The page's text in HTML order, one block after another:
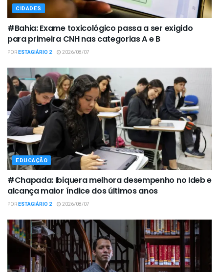
CIDADES
#Bahia: Exame toxicológico passa a ser exigido
para primeira CNH nas categorias A e B
PORESTAGIÁRIO 2 2026/08/07
EDUCAÇÃO
#Chapada: Ibiquera melhora desempenho no Ideb e
alcança maior índice dos últimos anos
PORESTAGIÁRIO 2 2026/08/07